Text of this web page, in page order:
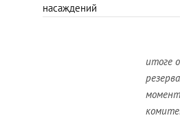
насаждений
итоге